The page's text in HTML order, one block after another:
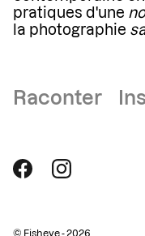
pratiques d'une
la photographie
Raconter
© Fisheye - 2026